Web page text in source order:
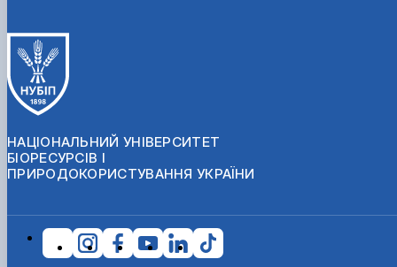
НАЦІОНАЛЬНИЙ УНІВЕРСИТЕТ
БІОРЕСУРСІВ І
ПРИРОДОКОРИСТУВАННЯ УКРАЇНИ